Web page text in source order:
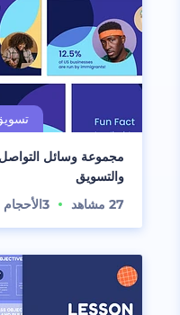
مجموعة وسائل التواصل
والتسويق
27 مشاهد 3الأحجام